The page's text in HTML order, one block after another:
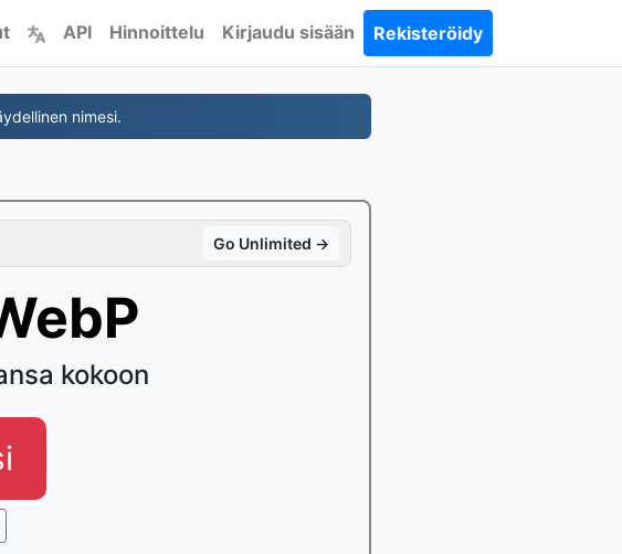
API Hinnoittelu Kirjaudu sisään Rekisteröidy
nimesi.
Go Unlimited →
kokoon